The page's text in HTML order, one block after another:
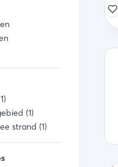
(1)
strand (1)